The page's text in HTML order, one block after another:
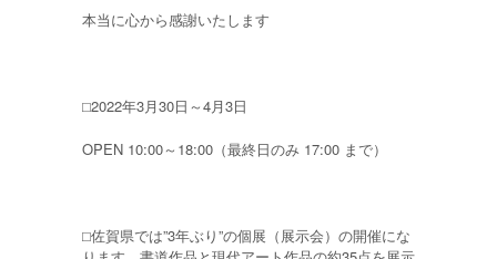
本当に心から感謝いたします
⬜︎2022年3月30日～4月3日
OPEN 10:00～18:00（最終日のみ 17:00 まで）
⬜︎佐賀県では”3年ぶり”の個展（展示会）の開催にな